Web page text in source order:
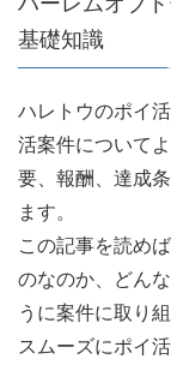
基礎知識
ハレトウのポイ
活案件について
要、報酬、達成
ます。
この記事を読め
のなのか、どん
うに案件に取り
スムーズにポイ